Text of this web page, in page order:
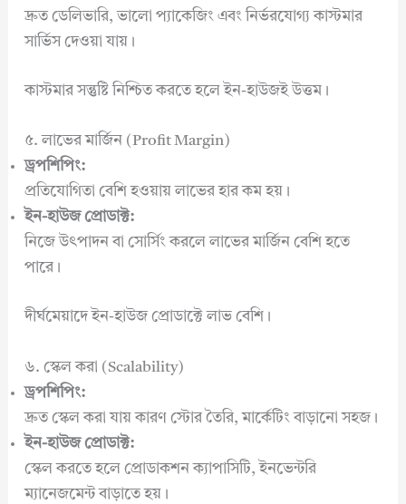
দ্রুত ডেলিভারি, ভালো প্যাকেজিং এবং নির্ভরযোগ্য কাস্টমার
সার্ভিস দেওয়া যায়।
কাস্টমার সন্তুষ্টি নিশ্চিত করতে হলে ইন-হাউজই উত্তম।
৫. লাভের মার্জিন (Profit Margin)
ড্রপশিপিং:
প্রতিযোগিতা বেশি হওয়ায় লাভের হার কম হয়।
ইন-হাউজ প্রোডাক্ট:
নিজে উৎপাদন বা সোর্সিং করলে লাভের মার্জিন বেশি হতে
পারে।
দীর্ঘমেয়াদে ইন-হাউজ প্রোডাক্টে লাভ বেশি।
৬. স্কেল করা (Scalability)
ড্রপশিপিং:
দ্রুত স্কেল করা যায় কারণ স্টোর তৈরি, মার্কেটিং বাড়ানো সহজ।
ইন-হাউজ প্রোডাক্ট:
স্কেল করতে হলে প্রোডাকশন ক্যাপাসিটি, ইনভেন্টরি
ম্যানেজমেন্ট বাড়াতে হয়।